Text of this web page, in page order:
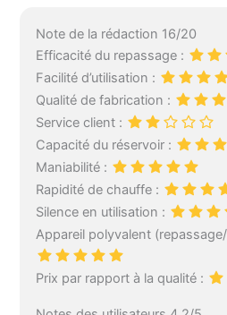
Note de la rédaction 16/20
Efficacité du repassage :
Facilité d’utilisation :
Qualité de fabrication :
Service client :
Capacité du réservoir :
Maniabilité :
Rapidité de chauffe :
Silence en utilisation :
Appareil polyvalent
Prix par rapport à la qualité :